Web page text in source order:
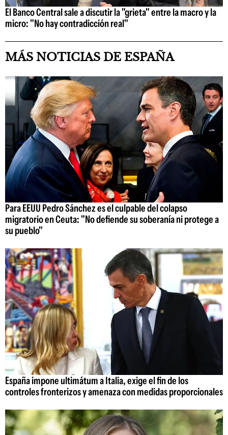
El Banco Central sale a discutir la "grieta" entre la macro y la
micro: "No hay contradicción real"
MÁS NOTICIAS DE ESPAÑA
Para EEUU Pedro Sánchez es el culpable del colapso
migratorio en Ceuta: "No defiende su soberanía ni protege a
su pueblo"
España impone ultimátum a Italia, exige el fin de los
controles fronterizos y amenaza con medidas proporcionales